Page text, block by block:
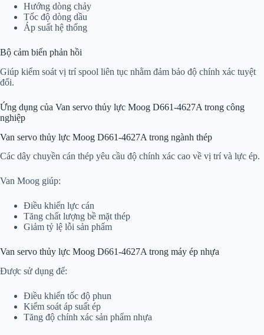
Hướng dòng chảy
Tốc độ dòng dầu
Áp suất hệ thống
Bộ cảm biến phản hồi
Giúp kiểm soát vị trí spool liên tục nhằm đảm bảo độ chính xác tuyệt
đối.
Ứng dụng của Van servo thủy lực Moog D661-4627A trong công
nghiệp
Van servo thủy lực Moog D661-4627A trong ngành thép
Các dây chuyền cán thép yêu cầu độ chính xác cao về vị trí và lực ép.
Van Moog giúp:
Điều khiển lực cán
Tăng chất lượng bề mặt thép
Giảm tỷ lệ lỗi sản phẩm
Van servo thủy lực Moog D661-4627A trong máy ép nhựa
Được sử dụng để:
Điều khiển tốc độ phun
Kiểm soát áp suất ép
Tăng độ chính xác sản phẩm nhựa